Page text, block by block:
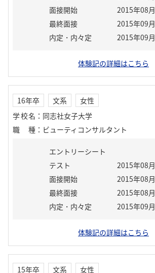
面接開始
2015年08月
最終面接
2015年09月
内定・内々定
2015年09月
体験記の詳細はこちら
16年卒 文系
女性
学校名 ： 同志社女子大学
職種 ： ビューティコンサルタント
エントリーシート
テスト
2015年08月
面接開始
2015年08月
最終面接
2015年08月
内定・内々定
2015年09月
体験記の詳細はこちら
15年卒 文系
女性